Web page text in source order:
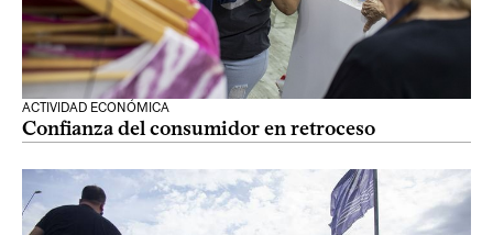
ACTIVIDAD ECONÓMICA
Confianza del consumidor en retroceso